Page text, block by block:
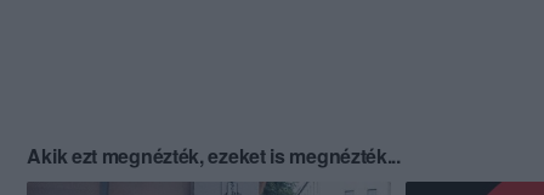
Akik ezt megnézték, ezeket is megnézték...